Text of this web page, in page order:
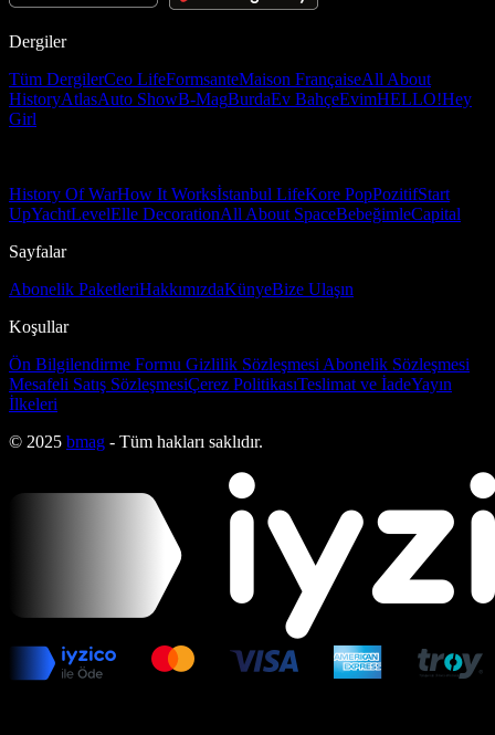
Dergiler
Tüm DergilerCeo LifeFormsanteMaison FrançaiseAll About
HistoryAtlasAuto ShowB-MagBurdaEv BahçeEvimHELLO!Hey
Girl
History Of WarHow It Worksİstanbul LifeKore PopPozitifStart
UpYachtLevelElle DecorationAll About SpaceBebeğimleCapital
Sayfalar
Abonelik PaketleriHakkımızdaKünyeBize Ulaşın
Koşullar
Ön Bilgilendirme Formu Gizlilik Sözleşmesi Abonelik Sözleşmesi
Mesafeli Satış SözleşmesiÇerez PolitikasıTeslimat ve İadeYayın
İlkeleri
© 2025 bmag - Tüm hakları saklıdır.